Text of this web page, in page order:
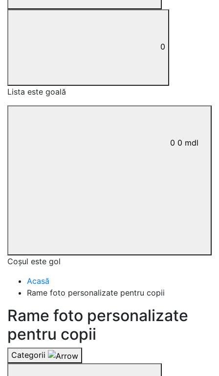
0
Lista este goală
0 0 mdl
Coșul este gol
Acasă
Rame foto personalizate pentru copii
Rame foto personalizate
pentru copii
Categorii